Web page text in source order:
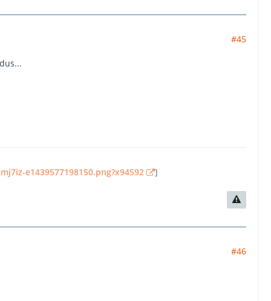
#45
e1439577198150.png?x94592 ]
#46